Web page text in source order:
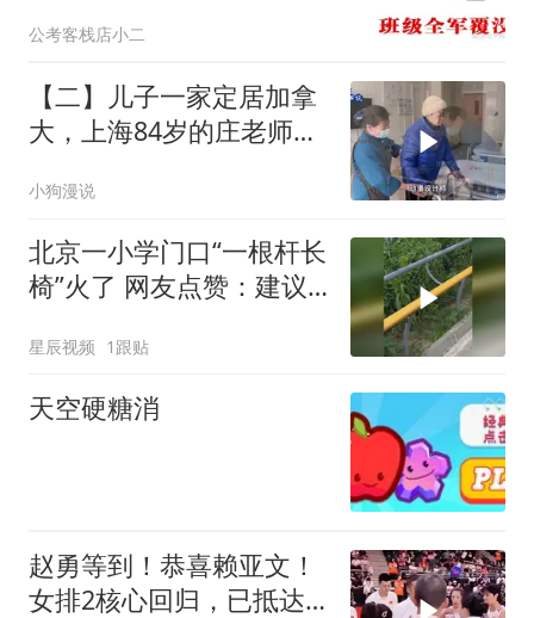
公考客栈店小二
【二】儿子一家定居加拿
大，上海84岁的庄老师独
小狗漫说
北京一小学门口“一根杆长
椅”火了 网友点赞：建议
星辰视频 1跟贴
天空硬糖消
赵勇等到！恭喜赖亚文！
女排2核心回归，已抵达